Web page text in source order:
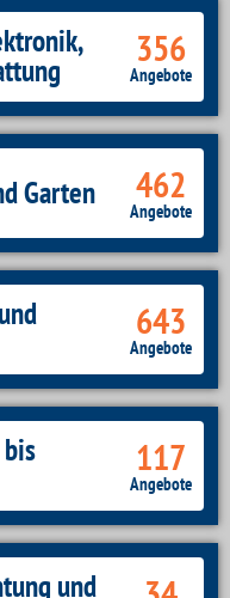
356
Angebote
Garten 462
Angebote
643
Angebote
117
Angebote
und